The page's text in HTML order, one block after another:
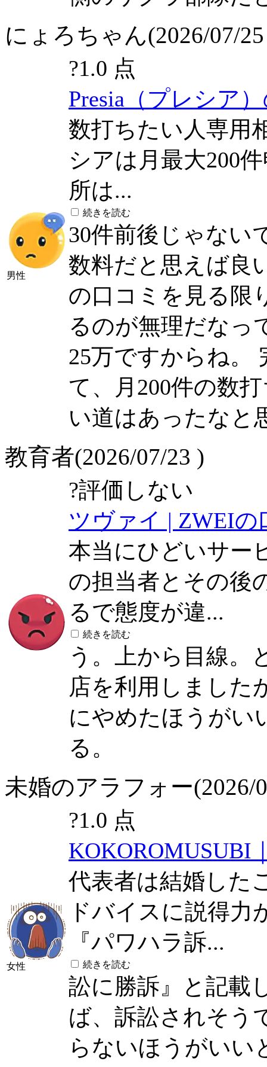
にょろちゃん(2026/07/
男性
?1.0 点
Presia（プレシア
数打ちたい人専用
シアは月最大200
所は...
続きを読む
30件前後じゃない
数料だと思えば良
の口コミを見る限
るのが無理だなっ
25万ですからね。
て、月200件の数
い道はあったなと
教育者(2026/07/23 )
?評価しない
ツヴァイ | ZWEIの
本当にひどいサー
の担当者とその後
るで態度が違...
続きを読む
う。上から目線。
店を利用しました
にやめたほうがい
る。
未婚のアラフォー(2026/
女性
?1.0 点
KOKOROMUSUBI
代表者は結婚した
ドバイスに説得力
『パワハラ訴...
続きを読む
訟に勝訴』と記載
ば、訴訟されそう
らないほうがいい